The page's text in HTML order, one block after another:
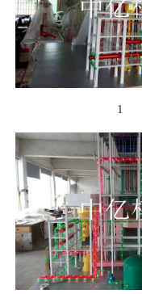
1